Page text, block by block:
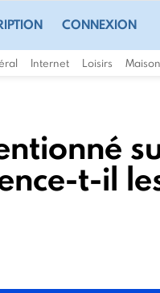
CONNEXION
Internet Loisirs Maison
t-il